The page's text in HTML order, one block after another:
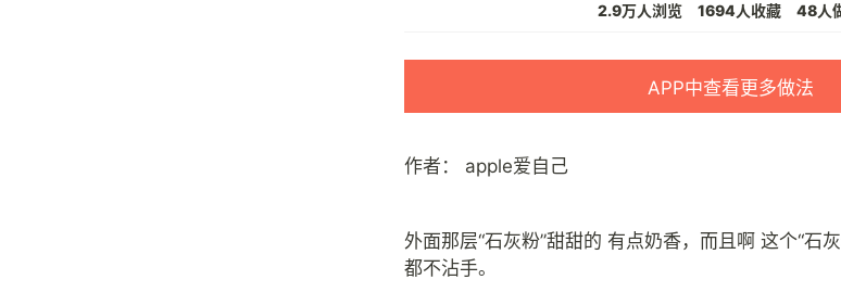
2.9万人浏览 1694人收藏 48人
APP中查看更多做法
作者： apple爱自己
外面那层“石灰粉”甜甜的 有点奶香，而且啊 这个“石